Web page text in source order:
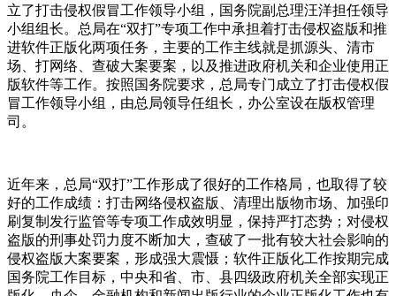
立了打击侵权假冒工作领导小组，国务院副总理汪洋担任领导
小组组长。总局在“双打”专项工作中承担着打击侵权盗版和推
进软件正版化两项任务，主要的工作主线就是抓源头、清市
场、打网络、查破大案要案，以及推进政府机关和企业使用正
版软件等工作。按照国务院要求，总局专门成立了打击侵权假
冒工作领导小组，由总局领导任组长，办公室设在版权管理
司。
近年来，总局“双打”工作形成了很好的工作格局，也取得了较
好的工作成绩：打击网络侵权盗版、清理出版物市场、加强印
刷复制发行监管等专项工作成效明显，保持严打态势；对侵权
盗版的刑事处罚力度不断加大，查破了一批有较大社会影响的
侵权盗版大案要案，形成强大震慑；软件正版化工作按期完成
国务院工作目标，中央和省、市、县四级政府机关全部实现正